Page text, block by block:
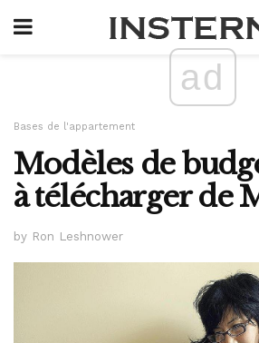
ad
Bases de l'appartement
Modèles de
à télécharger de
by Ron Leshnower